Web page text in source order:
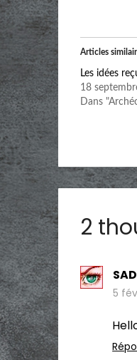
Articles
Les idées
18
Dans
2
SAD
5